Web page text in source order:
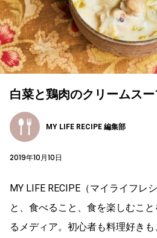
白菜と鶏肉のクリームス
MY LIFE RECIPE 編集部
2019年10月10日
MY LIFE RECIPE（マイライフレ
と、食べること、食を楽しむこ
るメディア。初心者も料理好き